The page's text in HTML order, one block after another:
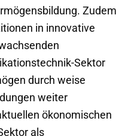
Zudem
in innovative
Sektor
durch weise
weiter
ökonomischen
als